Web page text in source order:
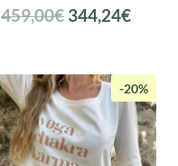
459,00€ Le
était :
459,00€.
344,24€Le
est :
-20%